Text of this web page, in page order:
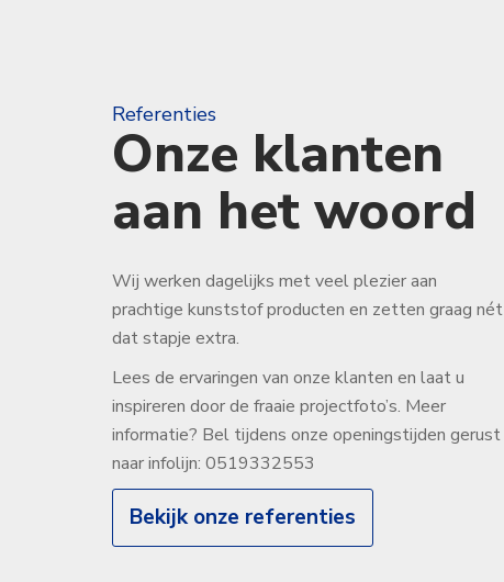
Referenties
Onze klanten
aan het woord
Wij werken dagelijks met veel plezier aan
prachtige kunststof producten en zetten graag nét
dat stapje extra.
Lees de ervaringen van onze klanten en laat u
inspireren door de fraaie projectfoto’s. Meer
informatie? Bel tijdens onze openingstijden gerust
naar infolijn: 0519332553
Bekijk onze referenties